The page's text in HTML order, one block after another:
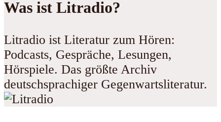
Was ist Litradio?
Litradio ist Literatur zum Hören:
Podcasts, Gespräche, Lesungen,
Hörspiele. Das größte Archiv
deutschsprachiger Gegenwartsliteratur.